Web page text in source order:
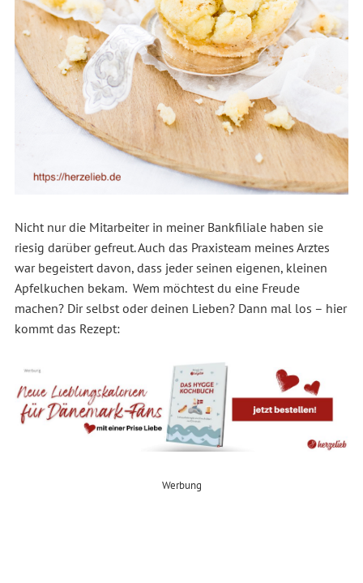
Nicht nur die Mitarbeiter in meiner Bankfiliale haben sie
riesig darüber gefreut. Auch das Praxisteam meines Arztes
war begeistert davon, dass jeder seinen eigenen, kleinen
Apfelkuchen bekam. Wem möchtest du eine Freude
machen? Dir selbst oder deinen Lieben? Dann mal los – hier
kommt das Rezept:
Werbung